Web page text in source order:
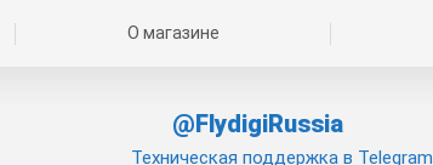
О магазине
@FlydigiRussia
Техническая поддержка в Telegram